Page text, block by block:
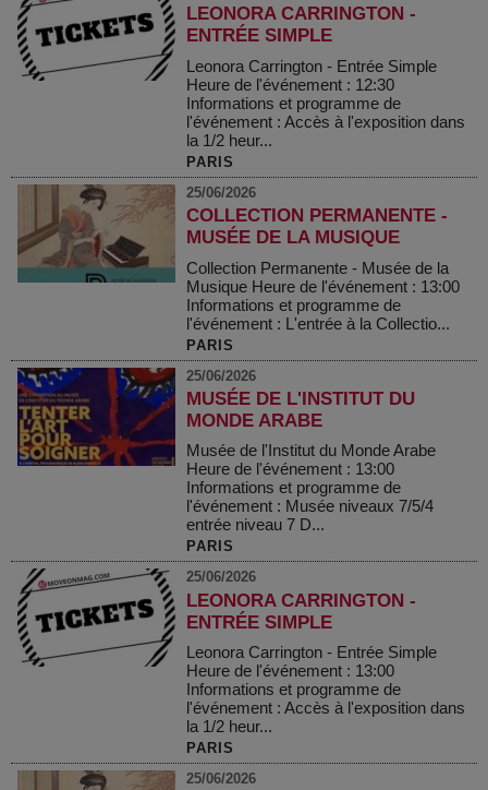
LEONORA CARRINGTON -
ENTRÉE SIMPLE
Leonora Carrington - Entrée Simple
Heure de l'événement : 12:30
Informations et programme de
l'événement : Accès à l'exposition dans
la 1/2 heur...
PARIS
25/06/2026
COLLECTION PERMANENTE -
MUSÉE DE LA MUSIQUE
Collection Permanente - Musée de la
Musique Heure de l'événement : 13:00
Informations et programme de
l'événement : L'entrée à la Collectio...
PARIS
25/06/2026
MUSÉE DE L'INSTITUT DU
MONDE ARABE
Musée de l'Institut du Monde Arabe
Heure de l'événement : 13:00
Informations et programme de
l'événement : Musée niveaux 7/5/4
entrée niveau 7 D...
PARIS
25/06/2026
LEONORA CARRINGTON -
ENTRÉE SIMPLE
Leonora Carrington - Entrée Simple
Heure de l'événement : 13:00
Informations et programme de
l'événement : Accès à l'exposition dans
la 1/2 heur...
PARIS
25/06/2026